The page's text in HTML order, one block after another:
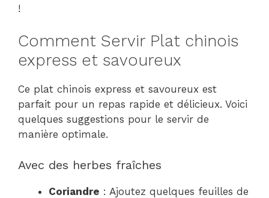
!
Comment Servir Plat chinois
express et savoureux
Ce plat chinois express et savoureux est
parfait pour un repas rapide et délicieux. Voici
quelques suggestions pour le servir de
manière optimale.
Avec des herbes fraîches
Coriandre : Ajoutez quelques feuilles de